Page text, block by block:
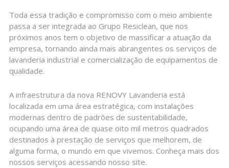
Toda essa tradição e compromisso com o meio ambiente
passa a ser integrada ao Grupo Resiclean, que nos
próximos anos tem o objetivo de massificar a atuação da
empresa, tornando ainda mais abrangentes os serviços de
lavanderia industrial e comercialização de equipamentos de
qualidade.
A infraestrutura da nova RENOVY Lavanderia está
localizada em uma área estratégica, com instalações
modernas dentro de padrões de sustentabilidade,
ocupando uma área de quase oito mil metros quadrados
destinados à prestação de serviços que melhorem, de
alguma forma, o mundo em que vivemos. Conheça mais dos
nossos serviços acessando nosso site.